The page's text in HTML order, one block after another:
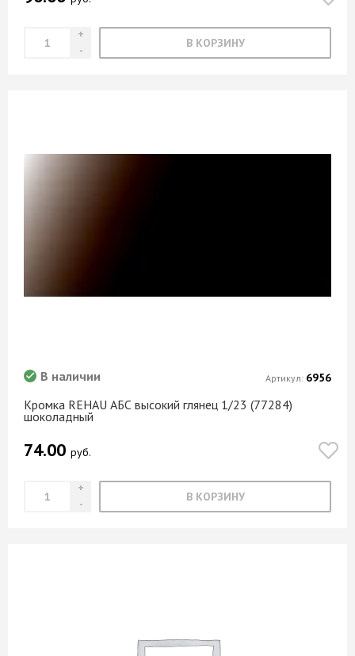
В КОРЗИНУ
Кромка REHAU АБС высокий глянец 1/23 (77284)
шоколадный
В наличии
74.00 руб.
В КОРЗИНУ
Артикул: 6956